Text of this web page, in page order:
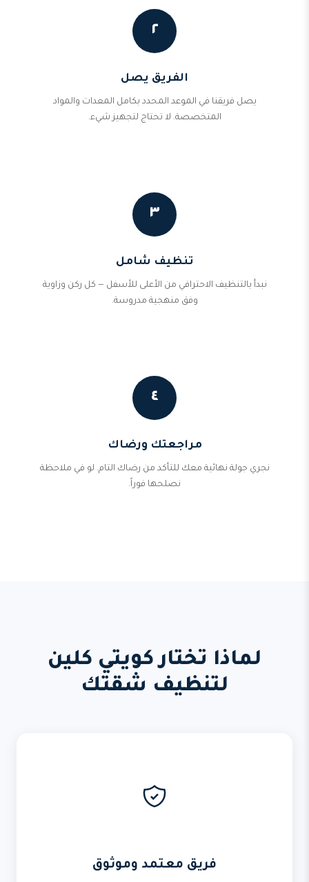
٢
الفريق يصل
يصل فريقنا في الموعد المحدد بكامل المعدات والمواد
المتخصصة. لا تحتاج لتجهيز شيء.
٣
تنظيف شامل
نبدأ بالتنظيف الاحترافي من الأعلى للأسفل — كل ركن وزاوية
وفق منهجية مدروسة.
٤
مراجعتك ورضاك
نجري جولة نهائية معك للتأكد من رضاك التام. لو في ملاحظة
نصلحها فوراً.
لماذا تختار كويتي كلين
لتنظيف شقتك
فريق معتمد وموثوق